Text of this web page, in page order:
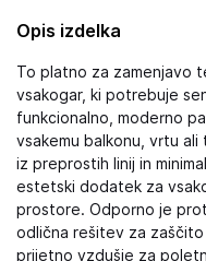
Opis izdelka
To platno za zamenjavo
vsakogar, ki potrebuje
funkcionalno, moderno
vsakemu balkonu, vrtu
iz preprostih linij in
estetski dodatek za
prostore. Odporno je
odlična rešitev za
prijetno vzdušje za